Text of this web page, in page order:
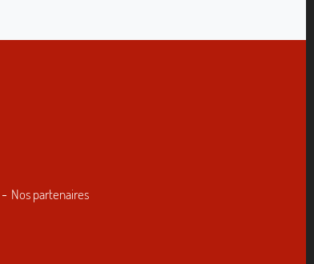
Nos partenaires